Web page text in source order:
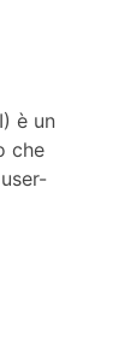
è un
che